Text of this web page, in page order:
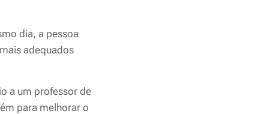
dia, a pessoa
adequados
a um professor de
para melhorar o